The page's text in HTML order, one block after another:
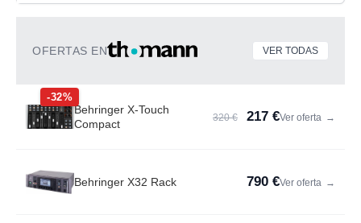
OFERTAS EN VER TODAS
-32%
Behringer X-Touch
Compact
320 € 217 €Ver oferta →
Behringer X32 Rack 790 €Ver oferta →